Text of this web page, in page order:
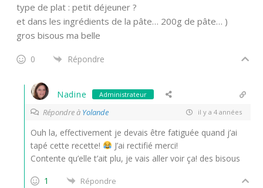
type de plat : petit déjeuner ?
et dans les ingrédients de la pâte… 200g de pâte… )
gros bisous ma belle
0 Répondre
Nadine Administrateur
Répondre à Yolande il y a 4 années
Ouh la, effectivement je devais être fatiguée quand j’ai
tapé cette recette!
J’ai rectifié merci!
Contente qu’elle t’ait plu, je vais aller voir ça! des bisous
1
Répondre